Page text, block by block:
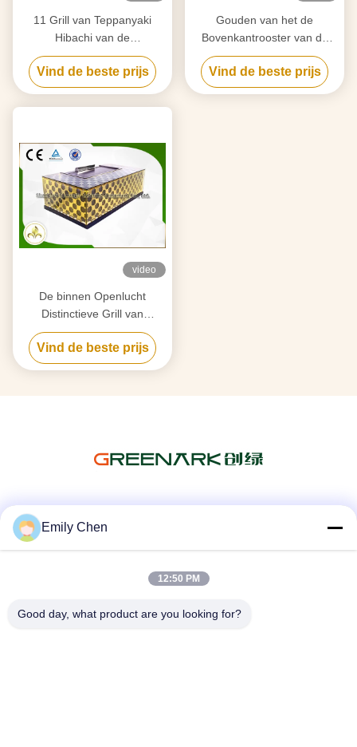
11 Grill van Teppanyaki
Hibachi van de
zetelsregenboog de Lichte,
de Plaat van Roestvrij
staalteppanyaki
Vind de beste prijs
Gouden van het de
Bovenkantrooster van de
Tijdenlijst van de Grillroestvrij
staal 304/Legering van
Teppan Yaki het
Vind de beste prijs
video
De binnen Openlucht
Distinctieve Grill van
Teppanyaki Hibachi
Ontworpen voor
Hotel/Voedselplein
Vind de beste prijs
Emily Chen
12:50 PM
Good day, what product are you looking for?